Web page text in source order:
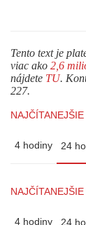
Tento text je
viac ako 2,6
nájdete TU.
227.
4 hodiny 24
4 hodiny 24